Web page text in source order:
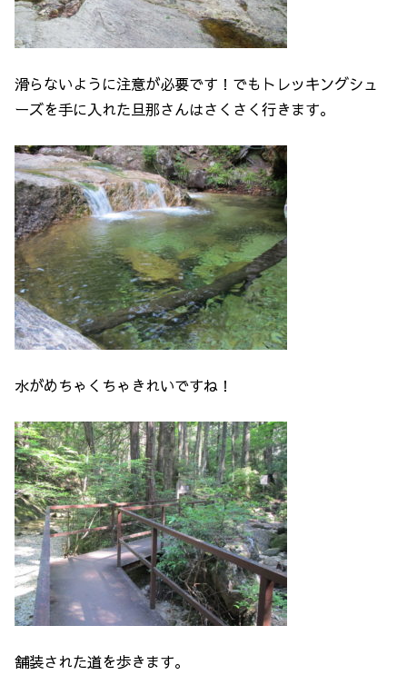
滑らないように注意が必要です！でもトレッキングシュ
ーズを手に入れた旦那さんはさくさく行きます。
水がめちゃくちゃきれいですね！
舗装された道を歩きます。